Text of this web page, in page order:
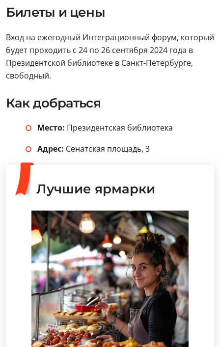
Билеты и цены
Вход на ежегодный Интеграционный форум, который
будет проходить с 24 по 26 сентября 2024 года в
Президентской библиотеке в Санкт-Петербурге,
свободный.
Как добраться
Место: Президентская библиотека
Адрес: Сенатская площадь, 3
Лучшие ярмарки